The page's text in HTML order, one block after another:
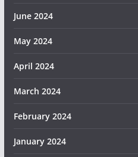
June 2024
May 2024
April 2024
March 2024
February 2024
January 2024